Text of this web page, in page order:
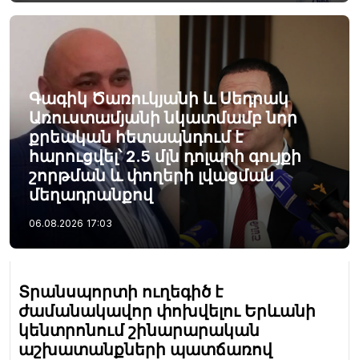
Գագիկ Ծառուկյանի և Սեդրակ
Առուստամյանի նկատմամբ նոր
քրեական հետապնդում է
հարուցվել՝ 2.5 մլն դոլարի գույքի
շորթման և փողերի լվացման
մեղադրանքով
06.08.2026 17:03
Տրանսպորտի ուղեգիծ է
ժամանակավոր փոխվելու Երևանի
կենտրոնում շինարարական
աշխատանքների պատճառով